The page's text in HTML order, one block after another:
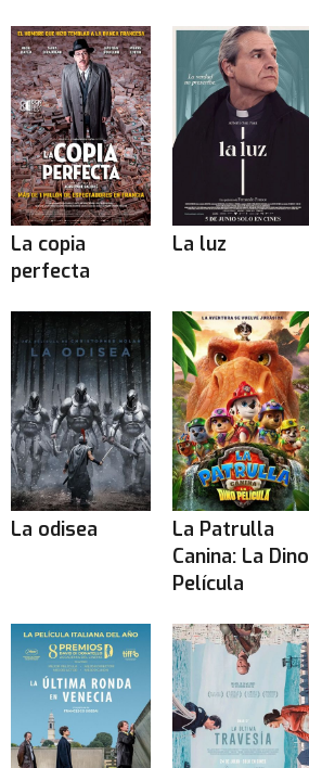
La copia
perfecta
La luz
La odisea
La Patrulla
Canina: La Dino
Película